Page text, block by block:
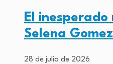
El
Selena
28 de julio de 2026